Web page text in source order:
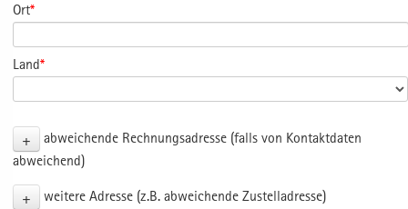
Ort*
Land*
+
abweichende Rechnungsadresse (falls von Kontaktdaten
abweichend)
+
weitere Adresse (z.B. abweichende Zustelladresse)